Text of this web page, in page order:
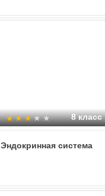
8 класс
Эндокринная система